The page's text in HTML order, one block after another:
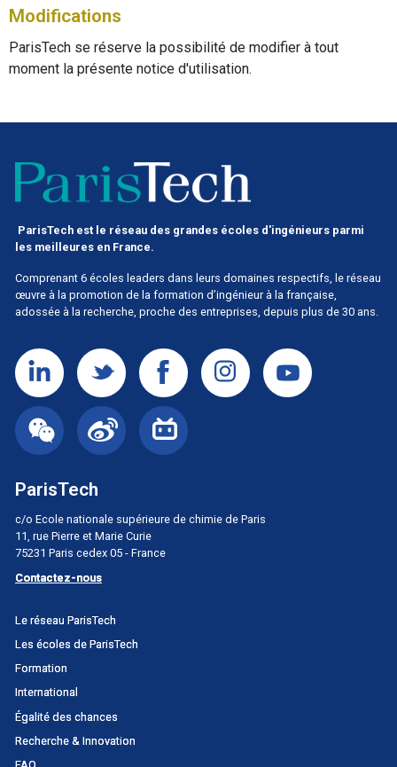
Modifications
ParisTech se réserve la possibilité de modifier à tout
moment la présente notice d'utilisation.
ParisTech est le réseau des grandes écoles d'ingénieurs parmi
les meilleures en France.
Comprenant 6 écoles leaders dans leurs domaines respectifs, le réseau
œuvre à la promotion de la formation d’ingénieur à la française,
adossée à la recherche, proche des entreprises, depuis plus de 30 ans.
ParisTech
c/o Ecole nationale supérieure de chimie de Paris
11, rue Pierre et Marie Curie
75231 Paris cedex 05 - France
Contactez-nous
Menu
principal
Portail
Le réseau ParisTech
Les écoles de ParisTech
Formation
International
Égalité des chances
Recherche & Innovation